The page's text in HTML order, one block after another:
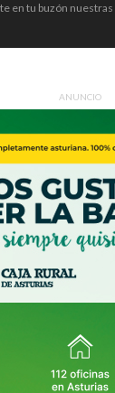
en tu buzón nuestras
ANUNCIO